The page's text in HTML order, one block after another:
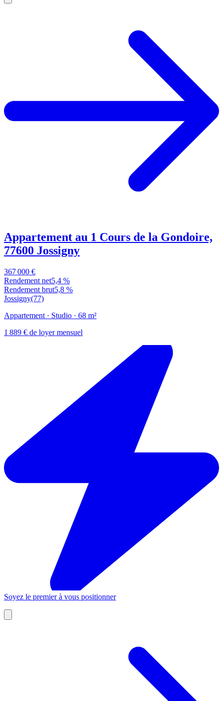
Appartement au 1 Cours de la Gondoire,
77600 Jossigny
367 000 €
Rendement net5,4 %
Rendement brut5,8 %
Jossigny(77)
Appartement · Studio · 68 m²
1 889 € de loyer mensuel
Soyez le premier à vous positionner